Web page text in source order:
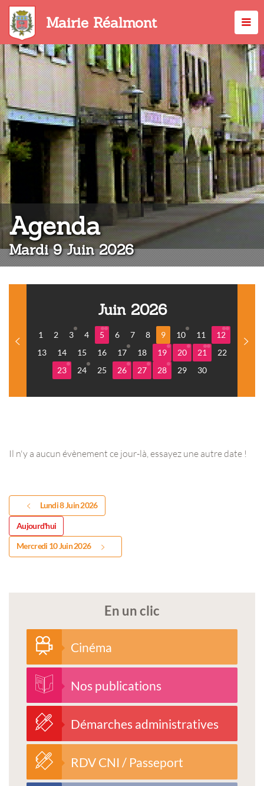
Aller
contenu
principal
Mairie Réalmont
Agenda:
Mardi 9 Juin 2026
Juin 2026
1 2 3 4 5 6 7 8 9 10 11
12
13
14 15 16 17 18 19 20 21
22
23
24 25 26 27 28 29 30
Il n'y a aucun évènement ce jour-là, essayez une autre date !
Lundi 8 Juin 2026
Aujourd'hui
Mercredi 10 Juin 2026
En un clic
Cinéma
Nos publications
Démarches administratives
RDV CNI / Passeport